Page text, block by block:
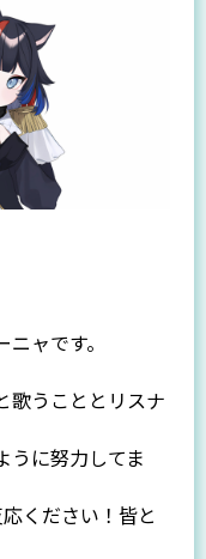
ャです。
歌うこととリスナ
うに努力してま
ください！皆と